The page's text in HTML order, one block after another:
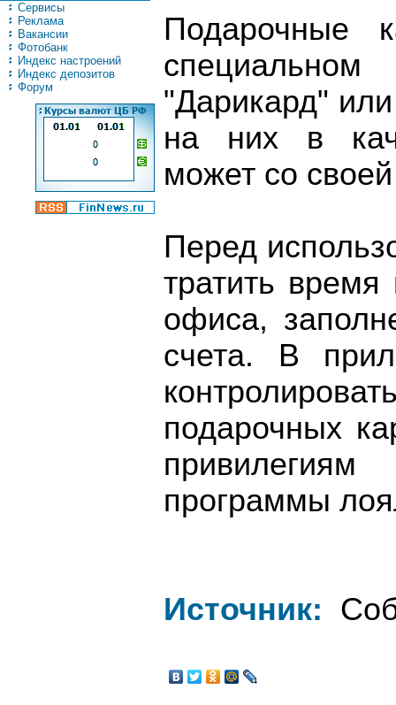
Сервисы
Реклама
Вакансии
Фотобанк
Индекс настроений
Индекс депозитов
Форум
Подарочные
"Дарикард"
на них в
может со
Перед
тратить время
офиса,
счета. В
подарочных
программы
Источник: